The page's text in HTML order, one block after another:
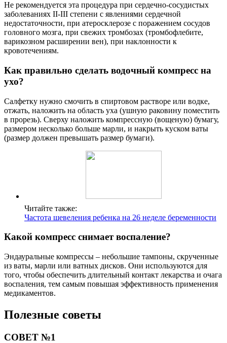
Не рекомендуется эта процедура при сердечно-сосудистых
заболеваниях II-III степени с явлениями сердечной
недостаточности, при атеросклерозе с поражением сосудов
головного мозга, при свежих тромбозах (тромбофлебите,
варикозном расширении вен), при наклонности к
кровотечениям.
Как правильно сделать водочный компресс на
ухо?
Салфетку нужно смочить в спиртовом растворе или водке,
отжать, наложить на область уха (ушную раковину поместить
в прорезь). Сверху наложить компрессную (вощеную) бумагу,
размером несколько больше марли, и накрыть куском ваты
(размер должен превышать размер бумаги).
Читайте также:
Частота шевеления ребенка на 26 неделе беременности
Какой компресс снимает воспаление?
Эндауральные компрессы – небольшие тампоны, скрученные
из ваты, марли или ватных дисков. Они используются для
того, чтобы обеспечить длительный контакт лекарства и очага
воспаления, тем самым повышая эффективность применения
медикаментов.
Полезные советы
СОВЕТ №1